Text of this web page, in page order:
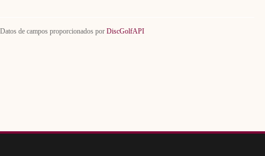
Datos de campos proporcionados por DiscGolfAPI